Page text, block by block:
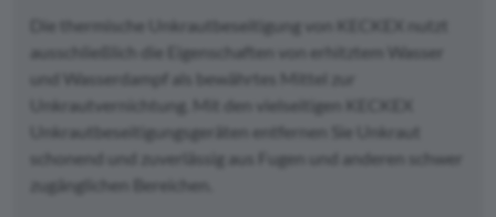
Die thermische Unkrautbeseitigung von KECKEX nutzt
ausschließlich die Eigenschaften von erhitztem Wasser
und Wasserdampf als bewährtes Mittel zur
Unkrautvernichtung. Mit den vielseitigen KECKEX
Unkrautbeseitigungsgeräten entfernen Sie Unkraut
schonend und zuverlässig aus Fugen und anderen schwer
zugänglichen Bereichen.